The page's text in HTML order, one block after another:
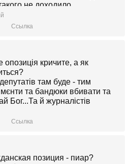
не доходило.
Ссылка
кричите, а як
там буде - тим
та бандюки вбивати та
Бог...Та й журналістів
Ссылка
позиция - пиар?